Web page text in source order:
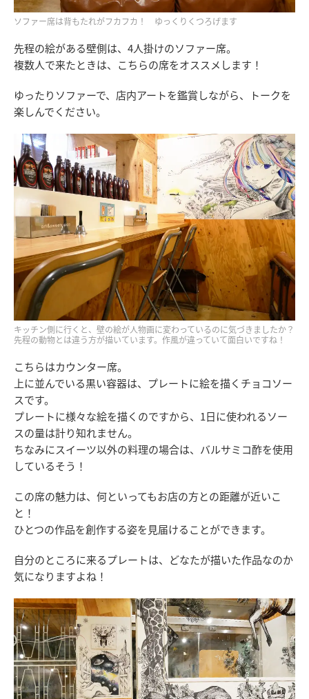
ソファー席は背もたれがフカフカ！ ゆっくりくつろげます
先程の絵がある壁側は、4人掛けのソファー席。
複数人で来たときは、こちらの席をオススメします！
ゆったりソファーで、店内アートを鑑賞しながら、トークを
楽しんでください。
キッチン側に行くと、壁の絵が人物画に変わっているのに気づきましたか？
先程の動物とは違う方が描いています。作風が違っていて面白いですね！
こちらはカウンター席。
上に並んでいる黒い容器は、プレートに絵を描くチョコソー
スです。
プレートに様々な絵を描くのですから、1日に使われるソー
スの量は計り知れません。
ちなみにスイーツ以外の料理の場合は、バルサミコ酢を使用
しているそう！
この席の魅力は、何といってもお店の方との距離が近いこ
と！
ひとつの作品を創作する姿を見届けることができます。
自分のところに来るプレートは、どなたが描いた作品なのか
気になりますよね！